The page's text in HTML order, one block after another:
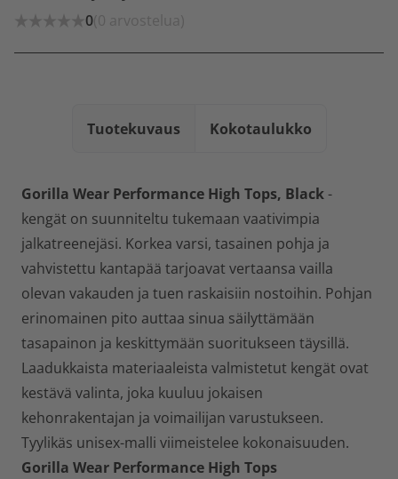
0(0 arvostelua)
Tuotekuvaus Kokotaulukko
Gorilla Wear Performance High Tops, Black-
kengät on suunniteltu tukemaan vaativimpia
jalkatreenejäsi. Korkea varsi, tasainen pohja ja
vahvistettu kantapää tarjoavat vertaansa vailla
olevan vakauden ja tuen raskaisiin nostoihin. Pohjan
erinomainen pito auttaa sinua säilyttämään
tasapainon ja keskittymään suoritukseen täysillä.
Laadukkaista materiaaleista valmistetut kengät ovat
kestävä valinta, joka kuuluu jokaisen
kehonrakentajan ja voimailijan varustukseen.
Tyylikäs unisex-malli viimeistelee kokonaisuuden.
Gorilla Wear Performance High Tops